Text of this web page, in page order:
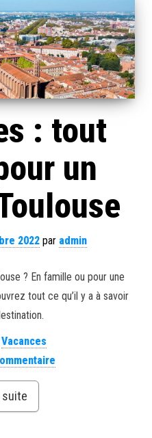
: tout
un
2022 par admin
? En famille ou pour une
tout ce qu’il y a à savoir
Vacances
suite